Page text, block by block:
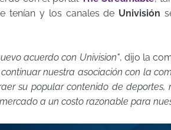
tenían y los canales de Univisión
acuerdo con Univision", dijo la
nuestra asociación con la
su popular contenido de deportes,
a un costo razonable para